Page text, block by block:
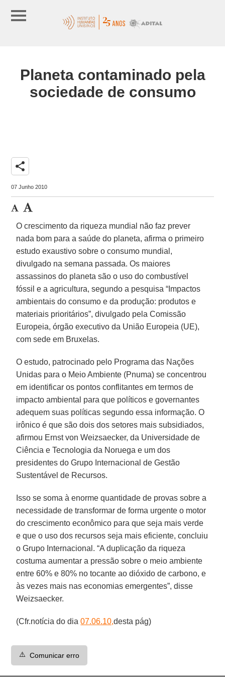
Planeta contaminado pela
sociedade de consumo
share
07 Junho 2010
O crescimento da riqueza mundial não faz prever
nada bom para a saúde do planeta, afirma o primeiro
estudo exaustivo sobre o consumo mundial,
divulgado na semana passada. Os maiores
assassinos do planeta são o uso do combustível
fóssil e a agricultura, segundo a pesquisa “Impactos
ambientais do consumo e da produção: produtos e
materiais prioritários”, divulgado pela Comissão
Europeia, órgão executivo da União Europeia (UE),
com sede em Bruxelas.
O estudo, patrocinado pelo Programa das Nações
Unidas para o Meio Ambiente (Pnuma) se concentrou
em identificar os pontos conflitantes em termos de
impacto ambiental para que políticos e governantes
adequem suas políticas segundo essa informação. O
irônico é que são dois dos setores mais subsidiados,
afirmou Ernst von Weizsaecker, da Universidade de
Ciência e Tecnologia da Noruega e um dos
presidentes do Grupo Internacional de Gestão
Sustentável de Recursos.
Isso se soma à enorme quantidade de provas sobre a
necessidade de transformar de forma urgente o motor
do crescimento econômico para que seja mais verde
e que o uso dos recursos seja mais eficiente, concluiu
o Grupo Internacional. “A duplicação da riqueza
costuma aumentar a pressão sobre o meio ambiente
entre 60% e 80% no tocante ao dióxido de carbono, e
às vezes mais nas economias emergentes”, disse
Weizsaecker.
(Cfr.notícia do dia07.06.10,desta pág)
⚠️ Comunicar erro